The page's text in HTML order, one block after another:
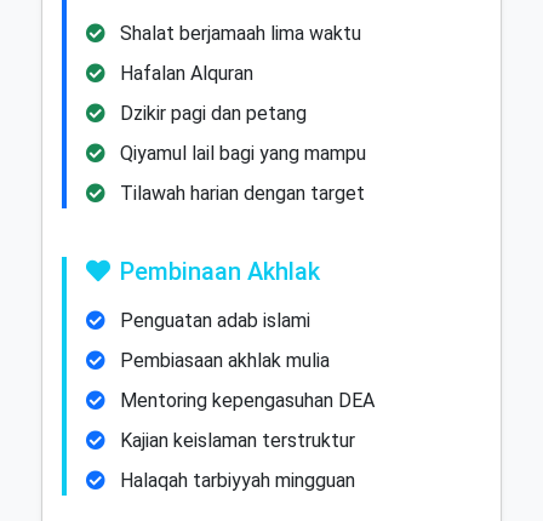
Shalat berjamaah lima waktu
Hafalan Alquran
Dzikir pagi dan petang
Qiyamul lail bagi yang mampu
Tilawah harian dengan target
Pembinaan Akhlak
Penguatan adab islami
Pembiasaan akhlak mulia
Mentoring kepengasuhan DEA
Kajian keislaman terstruktur
Halaqah tarbiyyah mingguan